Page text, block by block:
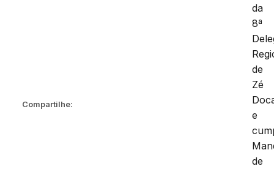
Compartilhe:
da
8ª
de
Zé
e
de